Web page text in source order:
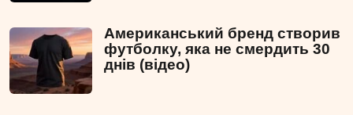
Американський бренд створив
футболку, яка не смердить 30
днів (відео)